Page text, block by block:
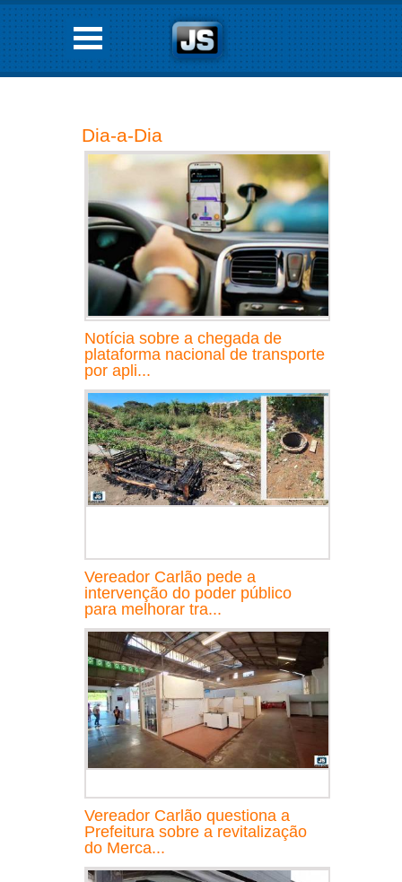
Dia-a-Dia
Notícia sobre a chegada de
plataforma nacional de transporte
por apli...
Vereador Carlão pede a
intervenção do poder público
para melhorar tra...
Vereador Carlão questiona a
Prefeitura sobre a revitalização
do Merca...